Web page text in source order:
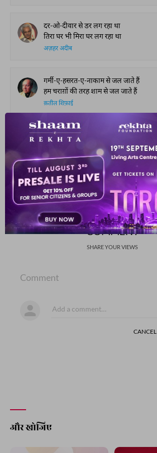
दर-ओ-दीवार से डर लग रहा था
तिरा घर भी मिरा घर लग रहा था
अज़हर अदीब
गर्मी-ए-हसरत-ए-नाकाम से जल जाते हैं
हम चराग़ों की तरह शाम से जल जाते हैं
क़तील शिफ़ाई
हसरत-ए-इंतिज़ार-ए-यार न पूछ
हाए वो शिद्दत-ए-इंतिज़ार न पूछ
नून मीम राशिद
SHOW MORE SUGGESTIONS
COMMENT
SHARE YOUR VIEWS
Comment
CANCEL
और खोजिए